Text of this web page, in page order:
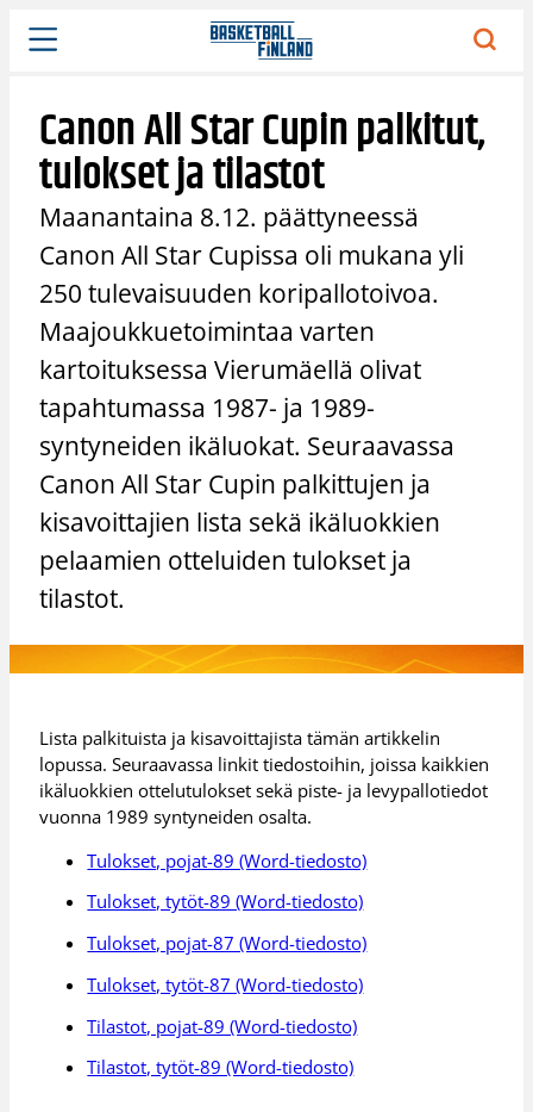
Siirry
sisältöön
Canon All Star Cupin palkitut,
tulokset ja tilastot
Maanantaina 8.12. päättyneessä
Canon All Star Cupissa oli mukana yli
250 tulevaisuuden koripallotoivoa.
Maajoukkuetoimintaa varten
kartoituksessa Vierumäellä olivat
tapahtumassa 1987- ja 1989-
syntyneiden ikäluokat. Seuraavassa
Canon All Star Cupin palkittujen ja
kisavoittajien lista sekä ikäluokkien
pelaamien otteluiden tulokset ja
tilastot.
Lista palkituista ja kisavoittajista tämän artikkelin
lopussa. Seuraavassa linkit tiedostoihin, joissa kaikkien
ikäluokkien ottelutulokset sekä piste- ja levypallotiedot
vuonna 1989 syntyneiden osalta.
Tulokset, pojat-89 (Word-tiedosto)
Tulokset, tytöt-89 (Word-tiedosto)
Tulokset, pojat-87 (Word-tiedosto)
Tulokset, tytöt-87 (Word-tiedosto)
Tilastot, pojat-89 (Word-tiedosto)
Tilastot, tytöt-89 (Word-tiedosto)